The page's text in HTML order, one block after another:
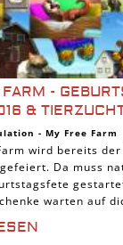
-
&
- My Free Farm
wird bereits der
Da muss
warten auf